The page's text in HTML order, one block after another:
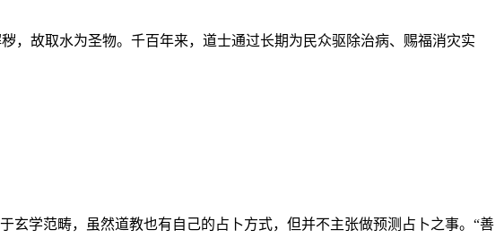
，故取水为圣物。千百年来，道士通过长期为民众驱除治病、赐福消灾实
玄学范畴，虽然道教也有自己的占卜方式，但并不主张做预测占卜之事。“善